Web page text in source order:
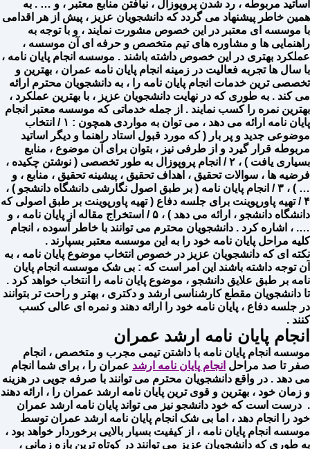
اساتید مربوطه ، رد شدن پروپوزال ، نیافتن منابع معتبر ، و … . به
همین خاطر پیشنهاد می گردد که دانشجویان عزیز ، پیش از هر اقدامی
با موسسه ای معتبر در این خصوص مشورت نمایند ، و با توجه به
راهنمایی ها و مشاوره های تیم متخصص و حرفه ای آن موسسه ،
عملکرد بهتری در این خصوص داشته باشند . موسسه انجام پایان نامه ،
با سال ها تجربه فعالیت در زمینه انجام پایان نامه عمران ، بهترین و
تخصصی ترین خدمات انجام پایان نامه را ، به دانشجویان محترم ارائه
می کند .‌ به طوری که در نهایت دانشجویان عزیز ، با بهترین عملکرد ،
بهترین نمره را کسب نمایند . از جمله خدماتی که موسسه معتبر انجام
پایان نامه ارائه می دهد ، می توان به مواردی همچون : ۱ / انتخاب
موضوعی جدید و پر بار ( که مورد قبول استاد راهنما و دیگر اساتید
مربوطه قرار گیرد و از طرفی نیز ، بتوان برای آن موضوع ، منابع
بسیاری یافت ) ، ۲ / انجام پروپوزال به طور تخصصی ( نوشتن چکیده ،
فرضیه ها ، سوالات تحقیق ، اهداف تحقیق ، پیشینه تحقیق ، منابع ، و
… ) ، ۳ / انجام پایان نامه ( بر طبق اصول نگارشی دانشگاه دانشجو ) ،
۴ / تهیه پاورپوینت برای جلسه دفاع ( تهیه پاورپوینت بر طبق اصولی که
دانشگاه دانشجو ، ارائه می دهد ) ، ۵ / استخراج مقاله از پایان نامه ، و
…. ، اشاره کرد . دانشجویان محترم می توانند با خاطر آسوده ، انجام
کلیه مراحل پایان نامه خود را به این موسسه معتبر بسپارند .
نکته ای که دانشجویان عزیز در خصوص انتخاب موضوع پایان نامه ، به
آن توجه داشته باشند این امر است که : بی شک موسسه انجام پایان
نامه بر طبق علایق دانشجو ، موضوع پایان نامه را انتخاب خواهد کرد .
تا دانشجویان مقطع کارشناسی ارشد و دکتری ، بهتر و راحت تر بتوانند
در جلسه دفاع ، پایان نامه خود را ارائه دهند و نمره ای عالی کسب
کنند .
انجام پایان نامه ارشد عمران
موسسه انجام پایان نامه با داشتن تیمی مجرب و متخصص ، انجام
صفر تا صد مراحل انجام پایان نامه ارشد عمران را ، برای شما انجام
می دهد . در واقع دانشجویان محترم می توانند با صرفه جویی در هزینه
و زمان خود ، بهترین و قوی ترین پایان نامه ارشد عمران را ، ارائه دهند
. درست است که خود دانشجو نیز می تواند پایان نامه ارشد عمران
خود را انجام دهد ، اما بی شک انجام پایان نامه ارشد عمران توسط
موسسه انجام پایان نامه ، از کیفیت بسیار بالایی برخوردار خواهد بود ،
به طوری که دانشجویان عزیز می توانند در کوتاه ترین بازه زمانی ،